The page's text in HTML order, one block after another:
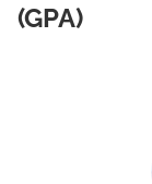
(GPA)